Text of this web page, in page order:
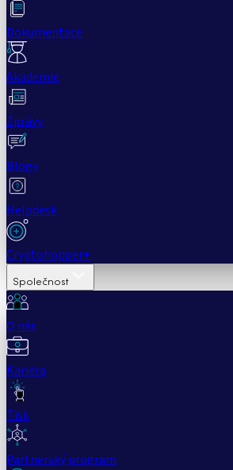
Dokumentace
Akademie
Zprávy
Blogy
Helpdesk
Cryptohopper+
Společnost
O nás
Kariéra
Tisk
Partnerský program